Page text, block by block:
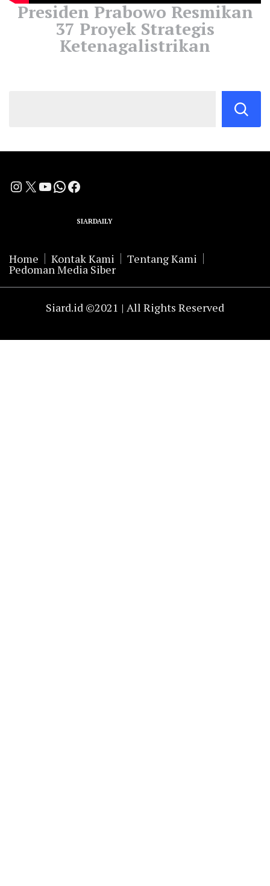
Presiden Prabowo Resmikan
37 Proyek Strategis
Ketenagalistrikan
Instagram
X YouTube
WhatsApp
Facebook
SIARDAILY
Home Kontak Kami Tentang Kami
Pedoman Media Siber
Siard.id ©2021 | All Rights Reserved